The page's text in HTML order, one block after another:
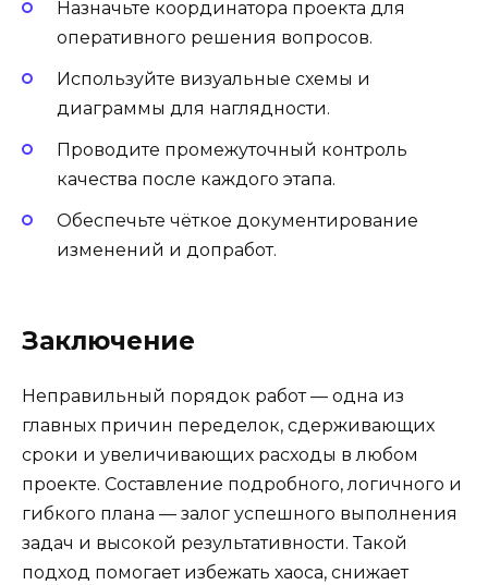
Назначьте координатора проекта для
оперативного решения вопросов.
Используйте визуальные схемы и
диаграммы для наглядности.
Проводите промежуточный контроль
качества после каждого этапа.
Обеспечьте чёткое документирование
изменений и допработ.
Заключение
Неправильный порядок работ — одна из
главных причин переделок, сдерживающих
сроки и увеличивающих расходы в любом
проекте. Составление подробного, логичного и
гибкого плана — залог успешного выполнения
задач и высокой результативности. Такой
подход помогает избежать хаоса, снижает